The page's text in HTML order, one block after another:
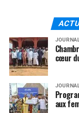
cœur
aux